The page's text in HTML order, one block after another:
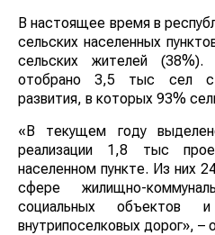
В настоящее время в
сельских населенных
сельских жителей
отобрано 3,5 тыс сел с
развития, в которых 93%
«В текущем году
реализации 1,8 тыс
населенном пункте. Из них
сфере жилищно-
социальных
внутрипоселковых дорог», –